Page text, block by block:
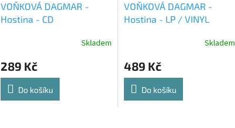
VOŇKOVÁ DAGMAR -
Hostina - CD
Skladem
289 Kč
Do košíku
VOŇKOVÁ DAGMAR -
Hostina - LP / VINYL
Skladem
489 Kč
Do košíku